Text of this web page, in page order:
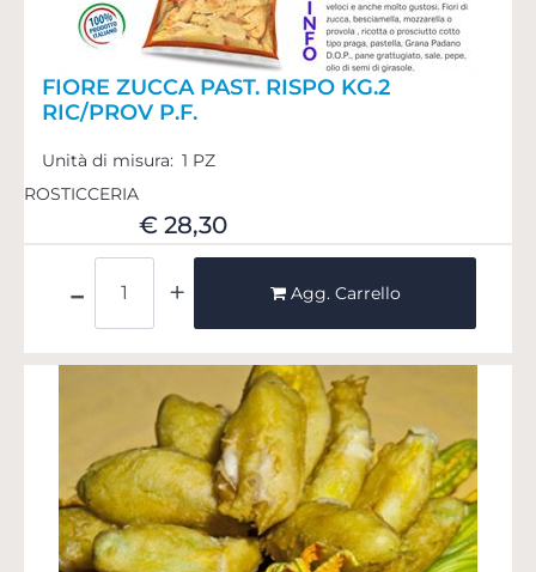
FIORE ZUCCA PAST. RISPO KG.2
RIC/PROV P.F.
Unità di misura: 1 PZ
ROSTICCERIA
€ 28,30
Agg. Carrello